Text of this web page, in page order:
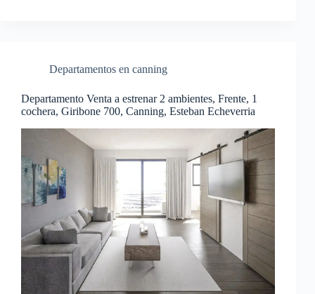
Departamentos en canning
Departamento Venta a estrenar 2 ambientes, Frente, 1
cochera, Giribone 700, Canning, Esteban Echeverria